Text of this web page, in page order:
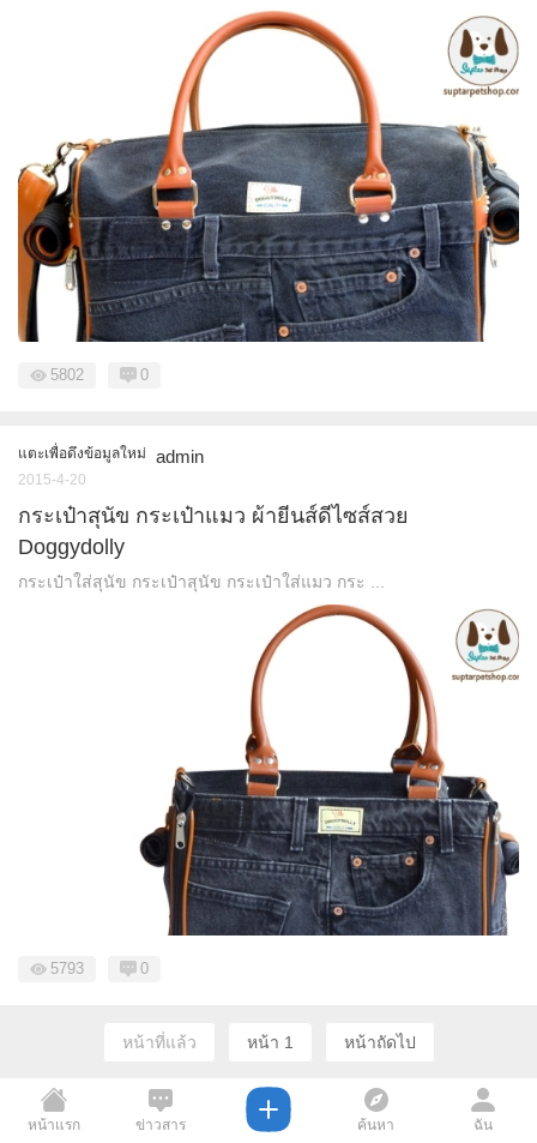
5802 0
แตะเพื่อดึงข้อมูลใหม่ admin
2015-4-20
กระเป๋าสุนัข กระเป๋าแมว ผ้ายีนส์ดีไซส์สวย
Doggydolly
กระเป๋าใส่สุนัข กระเป๋าสุนัข กระเป๋าใส่แมว กระ ...
5793 0
หน้าที่แล้ว หน้า 1 หน้าถัดไป
หน้าแรก ข่าวสาร ค้นหา ฉัน